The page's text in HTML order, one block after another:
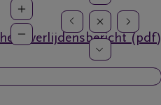
overlijdensbericht (pdf)